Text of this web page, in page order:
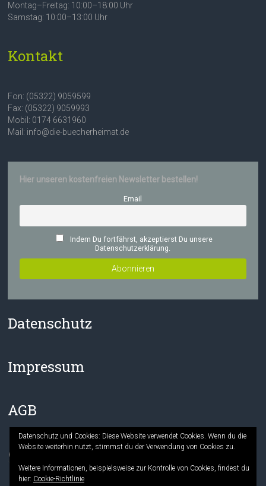
Montag–Freitag: 10:00–18:00 Uhr
Samstag: 10:00–13:00 Uhr
Kontakt
Fon: (05322) 9059599
Fax: (05322) 9059993
Mobil: 0174 6631960
Mail: info@die-buecherheimat.de
Hier unseren kostenfreien Newsletter bestellen!
Email
Indem Du fortfährst, akzeptierst Du unsere
Datenschutzerklärung.
Datenschutz
Impressum
AGB
Facebook
Instagram
Datenschutz und Cookies: Diese Website verwendet Cookies. Wenn du die
Website weiterhin nutzt, stimmst du der Verwendung von Cookies zu.
Weitere Informationen, beispielsweise zur Kontrolle von Cookies, findest du
hier: Cookie-Richtlinie